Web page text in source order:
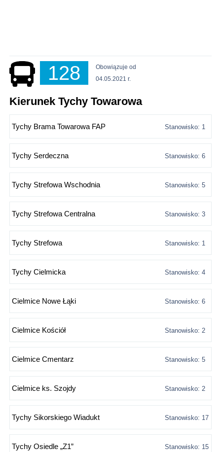
128
Obowiązuje od
04.05.2021 r.
Kierunek Tychy Towarowa
Tychy Brama Towarowa FAP Stanowisko: 1
Tychy Serdeczna Stanowisko: 6
Tychy Strefowa Wschodnia Stanowisko: 5
Tychy Strefowa Centralna Stanowisko: 3
Tychy Strefowa Stanowisko: 1
Tychy Cielmicka Stanowisko: 4
Cielmice Nowe Łąki Stanowisko: 6
Cielmice Kościół Stanowisko: 2
Cielmice Cmentarz Stanowisko: 5
Cielmice ks. Szojdy Stanowisko: 2
Tychy Sikorskiego Wiadukt Stanowisko: 17
Tychy Osiedle „Z1” Stanowisko: 15